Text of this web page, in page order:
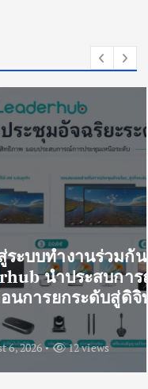
งานร่วมกันแบบ
ประสบการณ์
กระดับสู่ดิจิทัล
12 views